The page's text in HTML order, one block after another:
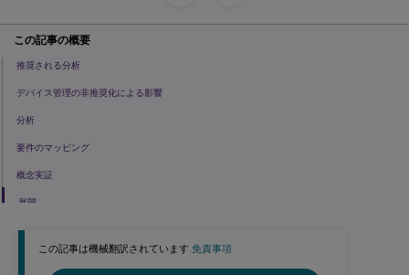
この記事は機械翻訳されています.免責事項
この記事の概要
推奨される分析
デバイス管理の非推奨化による影響
分析
要件のマッピング
概念実証
展開